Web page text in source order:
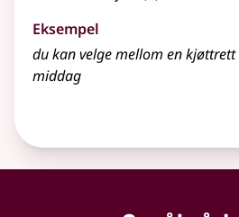
Eksempel
du kan velge mellom en
middag